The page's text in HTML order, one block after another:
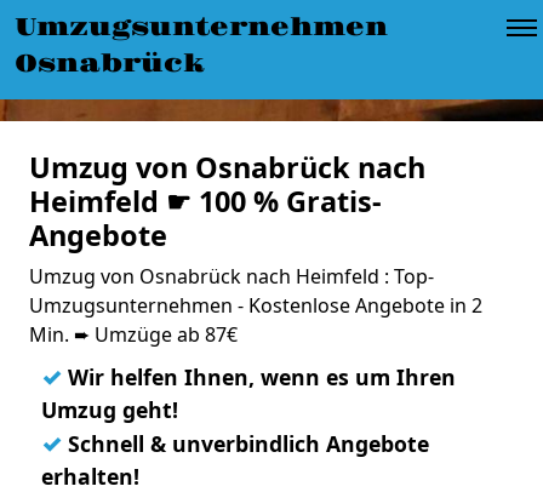
Umzugsunternehmen
Osnabrück
Umzug von Osnabrück nach
Heimfeld ☛ 100 % Gratis-
Angebote
Umzug von Osnabrück nach Heimfeld : Top-
Umzugsunternehmen - Kostenlose Angebote in 2
Min. ➨ Umzüge ab 87€
✓ Wir helfen Ihnen, wenn es um Ihren
Umzug geht!
✓ Schnell & unverbindlich Angebote
erhalten!